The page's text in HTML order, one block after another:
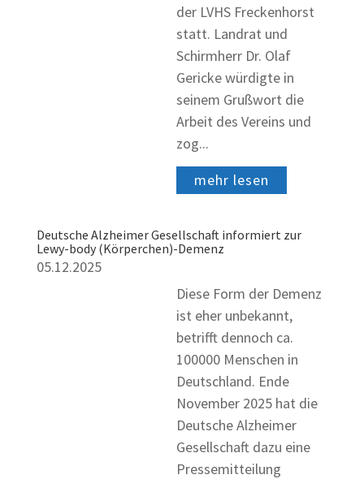
der LVHS Freckenhorst
statt. Landrat und
Schirmherr Dr. Olaf
Gericke würdigte in
seinem Grußwort die
Arbeit des Vereins und
zog...
mehr lesen
Deutsche Alzheimer Gesellschaft informiert zur
Lewy-body (Körperchen)-Demenz
05.12.2025
Diese Form der Demenz
ist eher unbekannt,
betrifft dennoch ca.
100000 Menschen in
Deutschland. Ende
November 2025 hat die
Deutsche Alzheimer
Gesellschaft dazu eine
Pressemitteilung